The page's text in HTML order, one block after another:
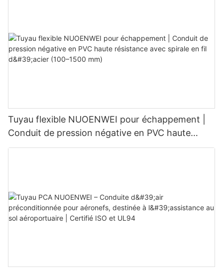
Tuyau flexible NUOENWEI pour échappement |
Conduit de pression négative en PVC haute
résistance avec spirale en fil d'acier (100–1500